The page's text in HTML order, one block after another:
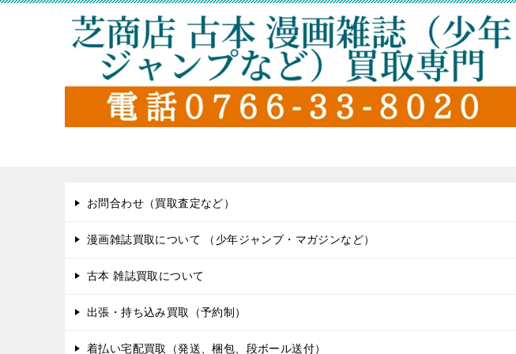
お問合わせ（買取査定など）
漫画雑誌買取について （少年ジャンプ・マガジンなど）
古本 雑誌買取について
出張・持ち込み買取（予約制）
着払い宅配買取（発送、梱包、段ボール送付）